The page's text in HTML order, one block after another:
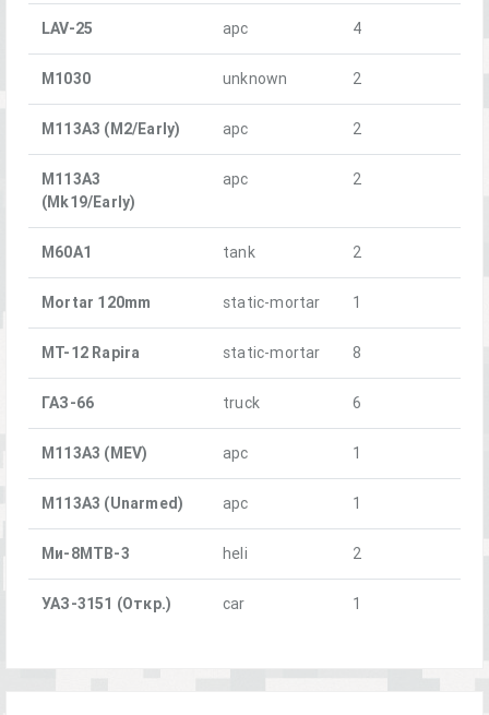
LAV-25 apc 4
M1030 unknown 2
M113A3 (M2/Early) apc 2
M113A3
(Mk19/Early)
apc 2
M60A1 tank 2
Mortar 120mm static-mortar 1
MT-12 Rapira static-mortar 8
ГАЗ-66 truck 6
М113А3 (MEV) apc 1
М113А3 (Unarmed) apc 1
Ми-8МТВ-3 heli 2
УАЗ-3151 (Откр.) car 1